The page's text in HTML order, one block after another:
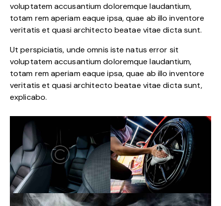
voluptatem accusantium doloremque laudantium,
totam rem aperiam eaque ipsa, quae ab illo inventore
veritatis et quasi architecto beatae vitae dicta sunt.
Ut perspiciatis, unde omnis iste natus error sit
voluptatem accusantium doloremque laudantium,
totam rem aperiam eaque ipsa, quae ab illo inventore
veritatis et quasi architecto beatae vitae dicta sunt,
explicabo.